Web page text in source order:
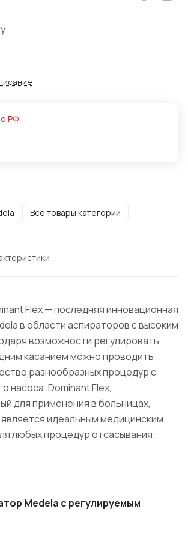
РФ
Все товары категории
Flex — последняя инновационная
в области аспираторов с высоким
возможности регулировать
касанием можно проводить
разнообразных процедур с
насоса. Dominant Flex,
для применения в больницах,
является идеальным медицинским
любых процедур отсасывания.
Medela с регулируемым